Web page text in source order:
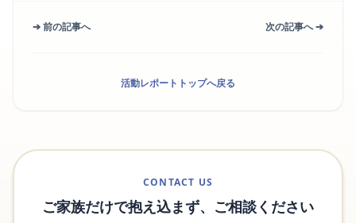
➔ 前の記事へ 次の記事へ ➔
活動レポートトップへ戻る
CONTACT US
ご家族だけで抱え込まず、ご相談ください